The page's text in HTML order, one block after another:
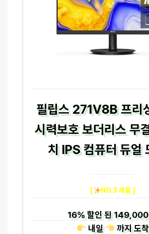
필립스 271V8B 프리
시력보호 보더리스 무
치 IPS 컴퓨터 듀얼
[ NO.3 제품 ]
16%할인 된149,000
내일
까지도착